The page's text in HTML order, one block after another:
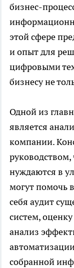
бизнес-
этой сфере
и опыт для
цифровыми
бизнесу не
Одной из
является
компании.
руководством,
нуждаются в
могут помочь
себя аудит
систем,
анализ
собранной